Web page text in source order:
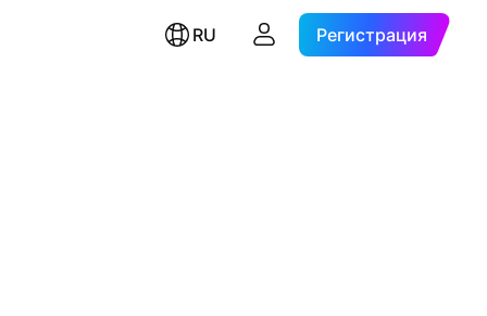
RU Регистрация